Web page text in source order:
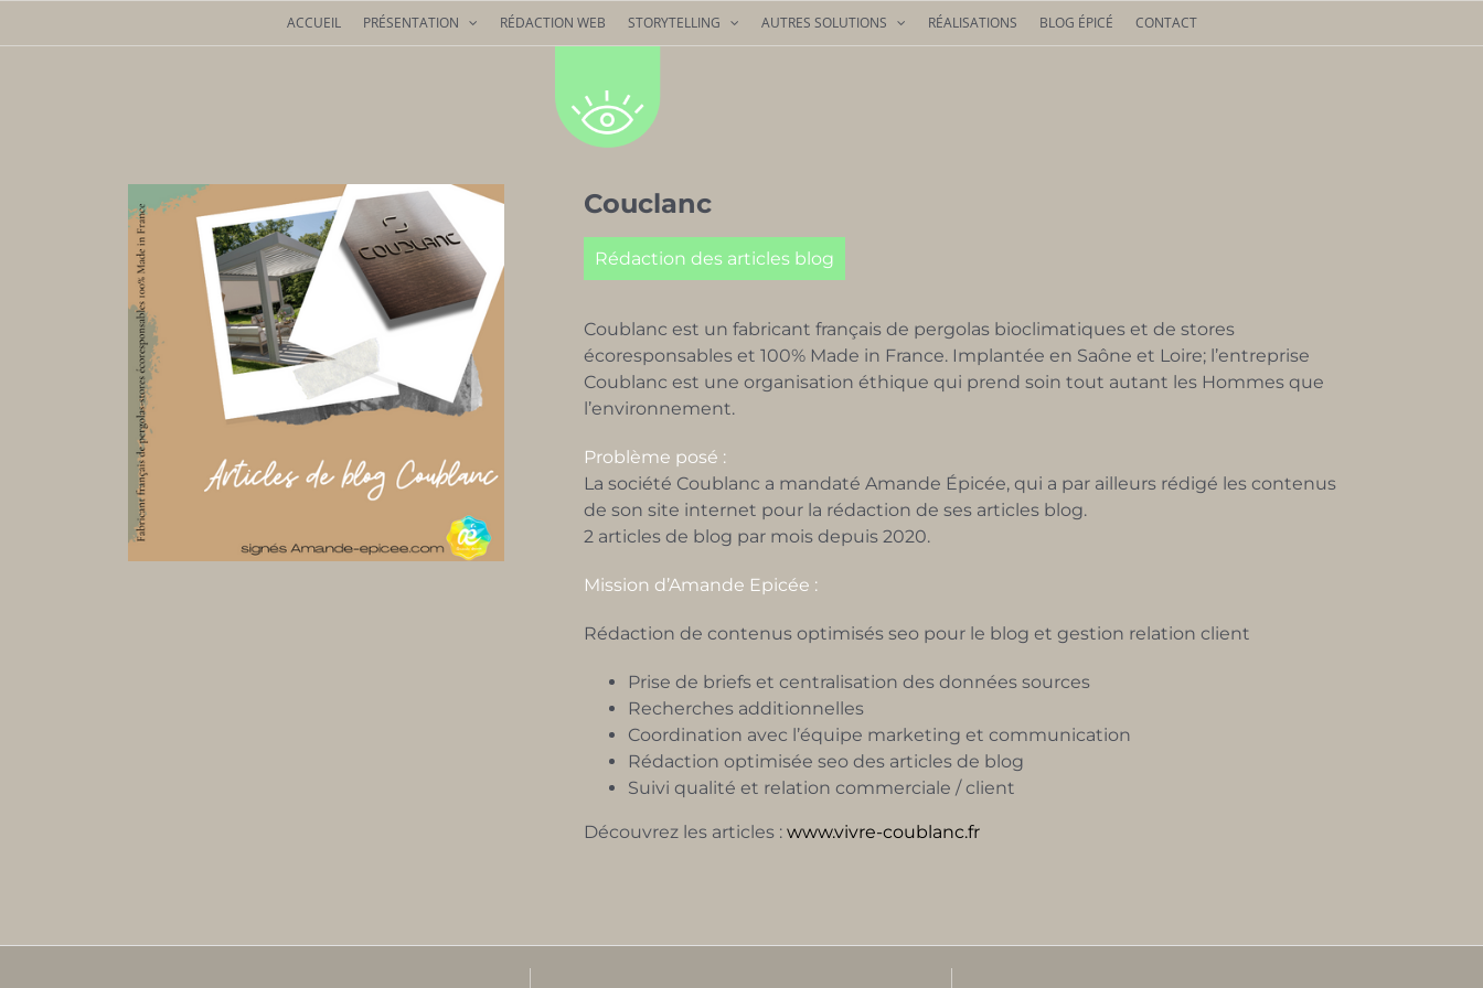
ACCUEIL PRÉSENTATION RÉDACTION WEB STORYTELLING AUTRES SOLUTIONS RÉALISATIONS BLOG ÉPICÉ CONTACT
Couclanc
Rédaction des articles blog
Coublanc est un fabricant français de pergolas bioclimatiques et de stores
écoresponsables et 100% Made in France. Implantée en Saône et Loire; l’entreprise
Coublanc est une organisation éthique qui prend soin tout autant les Hommes que
l’environnement.
Problème posé :
La société Coublanc a mandaté Amande Épicée, qui a par ailleurs rédigé les contenus
de son site internet pour la rédaction de ses articles blog.
2 articles de blog par mois depuis 2020.
Mission d’Amande Epicée :
Rédaction de contenus optimisés seo pour le blog et gestion relation client
Prise de briefs et centralisation des données sources
Recherches additionnelles
Coordination avec l’équipe marketing et communication
Rédaction optimisée seo des articles de blog
Suivi qualité et relation commerciale / client
Découvrez les articles :www.vivre-coublanc.fr